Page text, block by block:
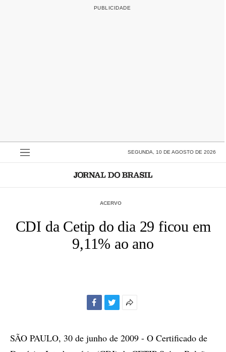
SEGUNDA, 10 DE AGOSTO DE 2026
ACERVO
CDI da Cetip do dia 29 ficou em
9,11% ao ano
compartilhamento
SÃO PAULO, 30 de junho de 2009 - O Certificado de